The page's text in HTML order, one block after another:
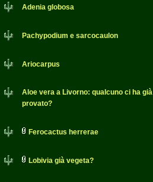
Adenia globosa
Pachypodium e sarcocaulon
Ariocarpus
Aloe vera a Livorno: qualcuno ci ha già
provato?
Ferocactus herrerae
Lobivia già vegeta?